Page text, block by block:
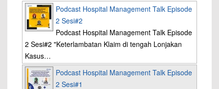
Podcast Hospital Management Talk Episode
2 Sesi#2
Podcast Hospital Management Talk Episode
2 Sesi#2 "Keterlambatan Klaim di tengah Lonjakan
Kasus…
Podcast Hospital Management Talk Episode
2 Sesi#1